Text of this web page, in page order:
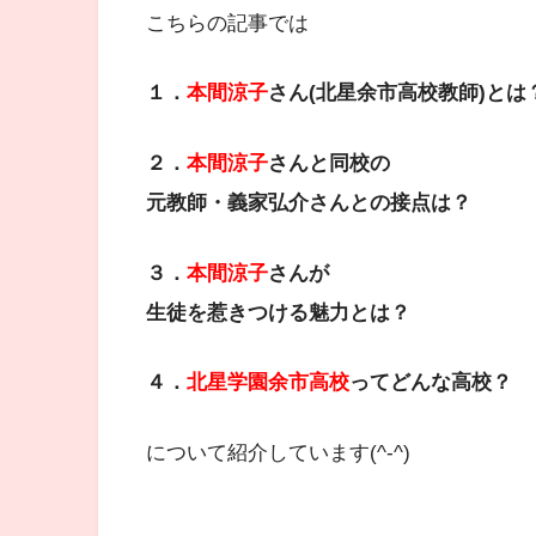
こちらの記事では
１． 本間涼子さん(北星余市高校教師)とは
２． 本間涼子さんと同校の
元教師・義家弘介さんとの接点は？
３． 本間涼子さんが
生徒を惹きつける魅力とは？
４． 北星学園余市高校ってどんな高校？
について紹介しています(^-^)